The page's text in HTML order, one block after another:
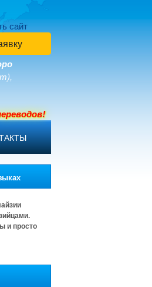
сайт
и просто